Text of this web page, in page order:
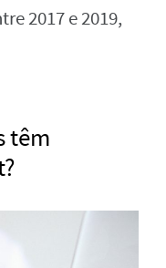
2017 e 2019,
têm